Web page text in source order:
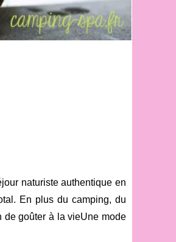
naturiste authentique en
En plus du camping, du
de goûter à la vieUne mode